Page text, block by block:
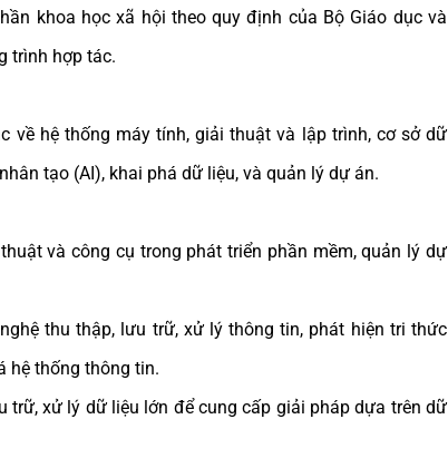
khoa học xã hội theo quy định của Bộ Giáo dục và
trình hợp tác.
về hệ thống máy tính, giải thuật và lập trình, cơ sở dữ
tạo (AI), khai phá dữ liệu, và quản lý dự án.
và công cụ trong phát triển phần mềm, quản lý dự
thu thập, lưu trữ, xử lý thông tin, phát hiện tri thức
hệ thống thông tin.
trữ, xử lý dữ liệu lớn để cung cấp giải pháp dựa trên dữ